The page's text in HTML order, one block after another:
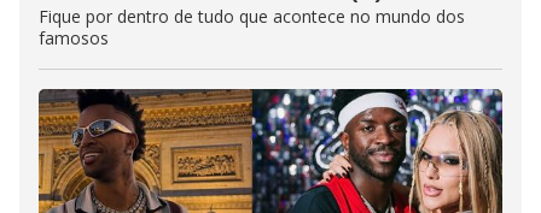
Fique por dentro de tudo que acontece no mundo dos
famosos